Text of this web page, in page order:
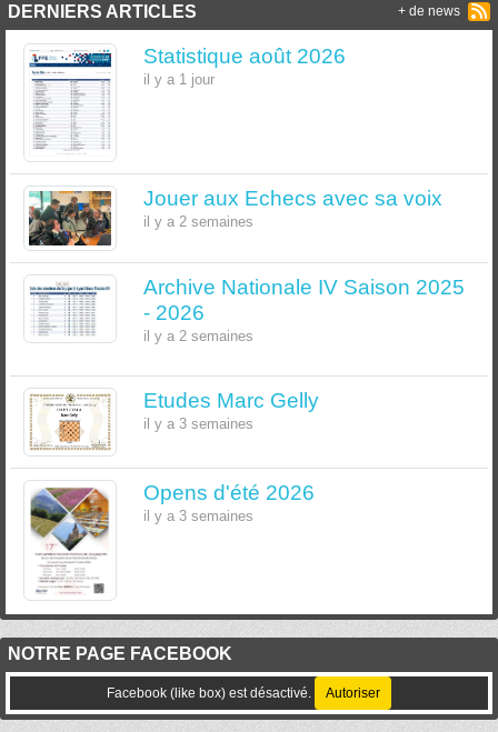
DERNIERS ARTICLES
Statistique août 2026
il y a 1 jour
Jouer aux Echecs avec sa voix
il y a 2 semaines
Archive Nationale IV Saison 2025
- 2026
il y a 2 semaines
Etudes Marc Gelly
il y a 3 semaines
Opens d'été 2026
il y a 3 semaines
+ de news
NOTRE PAGE FACEBOOK
Facebook (like box) est désactivé. Autoriser